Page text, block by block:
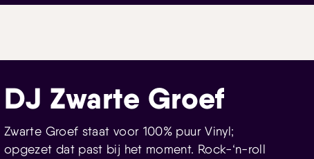
DJ Zwarte Groef
Zwarte Groef staat voor 100% puur Vinyl;
opgezet dat past bij het moment. Rock-‘n-roll